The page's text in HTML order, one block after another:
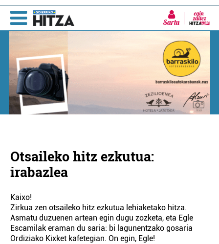
Sartu
Otsaileko hitz ezkutua:
irabazlea
Kaixo!
Zirkua zen otsaileko hitz ezkutua lehiaketako hitza.
Asmatu duzuenen artean egin dugu zozketa, eta Egle
Escamilak eraman du saria: bi lagunentzako gosaria
Ordiziako Kixket kafetegian. On egin, Egle!